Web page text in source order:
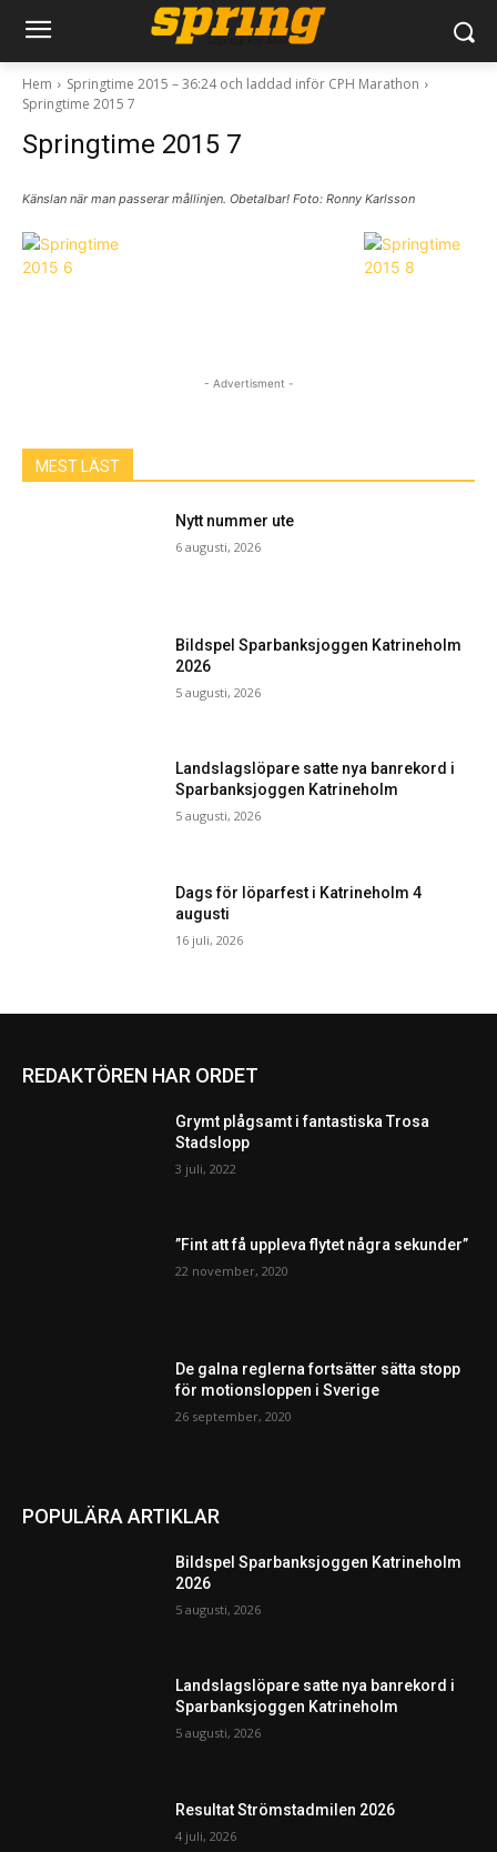
Hem
Springtime 2015 – 36:24 och laddad inför CPH Marathon
Springtime 2015 7
Springtime 2015 7
Känslan när man passerar mållinjen. Obetalbar! Foto: Ronny Karlsson
- Advertisment -
MEST LÄST
Nytt nummer ute
6 augusti, 2026
Bildspel Sparbanksjoggen Katrineholm
2026
5 augusti, 2026
Landslagslöpare satte nya banrekord i
Sparbanksjoggen Katrineholm
5 augusti, 2026
Dags för löparfest i Katrineholm 4
augusti
16 juli, 2026
REDAKTÖREN HAR ORDET
Grymt plågsamt i fantastiska Trosa
Stadslopp
3 juli, 2022
”Fint att få uppleva flytet några sekunder”
22 november, 2020
De galna reglerna fortsätter sätta stopp
för motionsloppen i Sverige
26 september, 2020
POPULÄRA ARTIKLAR
Bildspel Sparbanksjoggen Katrineholm
2026
5 augusti, 2026
Landslagslöpare satte nya banrekord i
Sparbanksjoggen Katrineholm
5 augusti, 2026
Resultat Strömstadmilen 2026
4 juli, 2026